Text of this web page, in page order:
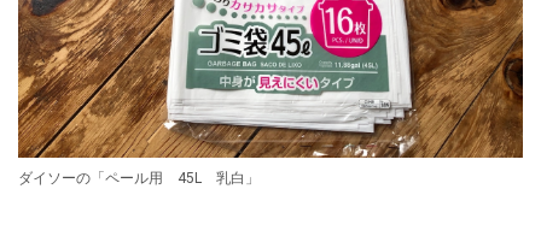
ダイソーの「ペール用 45L 乳白」